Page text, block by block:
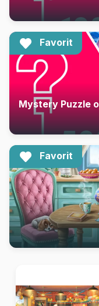
Favorit
Favorit